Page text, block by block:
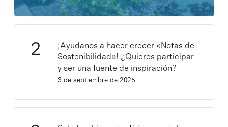
¡Ayúdanos a hacer crecer «Notas de
Sostenibilidad»! ¿Quieres participar
y ser una fuente de inspiración?
3 de septiembre de 2025